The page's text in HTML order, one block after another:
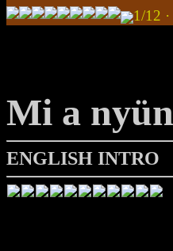
1/12
Mi a
ENGLISH INTRO